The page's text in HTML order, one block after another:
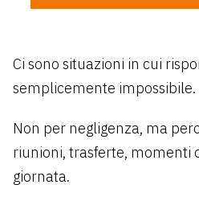
Ci sono situazioni in cui
semplicemente impossibile.
Non per negligenza, ma
riunioni, trasferte, momenti
giornata.